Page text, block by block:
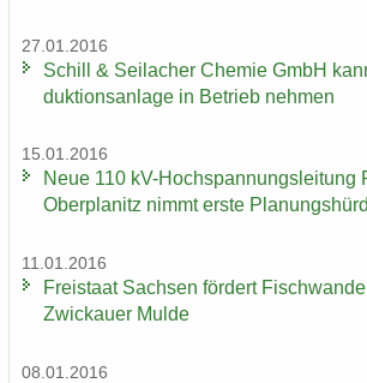
27.01.2016
Schill & Seil­a­cher Che­mie GmbH
duk­ti­ons­an­la­ge in Be­trieb neh­men
15.01.2016
Neue 110 kV-​Hochspannungsleitung
Oberplanitz nimmt erste
11.01.2016
Frei­staat Sach­sen för­dert
Zwi­ckau­er Mulde
08.01.2016